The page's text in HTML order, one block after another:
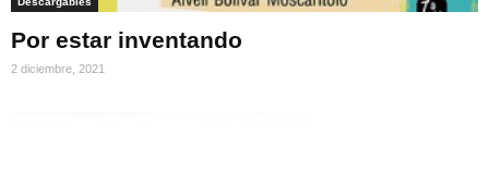
Por estar inventando
2 diciembre, 2021